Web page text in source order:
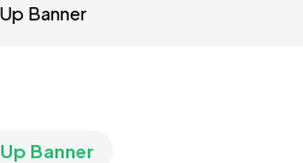
Banner
Banner